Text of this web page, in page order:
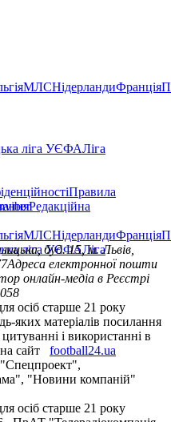
МЛСНідерландиФранція
ліга УЄФАЛіга
Правила
Редакційна
viber
МЛСНідерландиФранція
ліга УЄФАЛіга
буд. 15, м. Львів,
Адреса електронної пошти
онлайн-медіа в Реєстрі
осіб старше 21 року
яких матеріалів посилання
і використанні в
сайт
football24.ua
"Спецпроект",
"Новини компаній"
осіб старше 21 року